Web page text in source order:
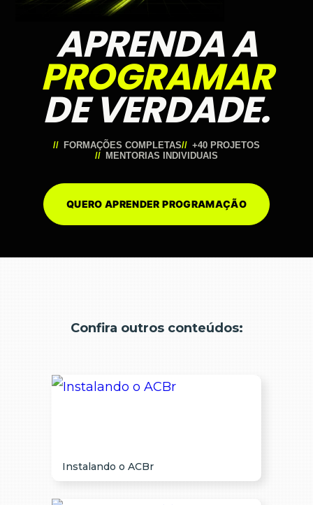
APRENDA A
PROGRAMAR
DE VERDADE.
FORMAÇÕES COMPLETAS
+40 PROJETOS
MENTORIAS INDIVIDUAIS
QUERO APRENDER PROGRAMAÇÃO
Confira outros conteúdos:
Instalando o ACBr